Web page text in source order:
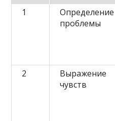
1
Определение
проблемы
2
Выражение
чувств